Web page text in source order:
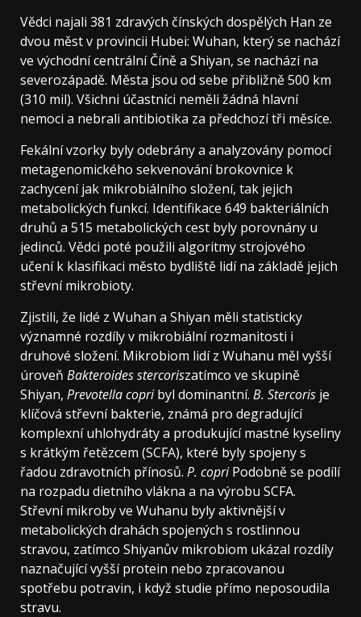
Vědci najali 381 zdravých čínských dospělých Han ze
dvou měst v provincii Hubei: Wuhan, který se nachází
ve východní centrální Číně a Shiyan, se nachází na
severozápadě. Města jsou od sebe přibližně 500 km
(310 mil). Všichni účastníci neměli žádná hlavní
nemoci a nebrali antibiotika za předchozí tři měsíce.
Fekální vzorky byly odebrány a analyzovány pomocí
metagenomického sekvenování brokovnice k
zachycení jak mikrobiálního složení, tak jejich
metabolických funkcí. Identifikace 649 bakteriálních
druhů a 515 metabolických cest byly porovnány u
jedinců. Vědci poté použili algoritmy strojového
učení k klasifikaci město bydliště lidí na základě jejich
střevní mikrobioty.
Zjistili, že lidé z Wuhan a Shiyan měli statisticky
významné rozdíly v mikrobiální rozmanitosti i
druhové složení. Mikrobiom lidí z Wuhanu měl vyšší
úroveň Bakteroides stercoriszatímco ve skupině
Shiyan, Prevotella copri byl dominantní. B. Stercoris je
klíčová střevní bakterie, známá pro degradující
komplexní uhlohydráty a produkující mastné kyseliny
s krátkým řetězcem (SCFA), které byly spojeny s
řadou zdravotních přínosů. P. copriPodobně se podílí
na rozpadu dietního vlákna a na výrobu SCFA.
Střevní mikroby ve Wuhanu byly aktivnější v
metabolických drahách spojených s rostlinnou
stravou, zatímco Shiyanův mikrobiom ukázal rozdíly
naznačující vyšší protein nebo zpracovanou
spotřebu potravin, i když studie přímo neposoudila
stravu.